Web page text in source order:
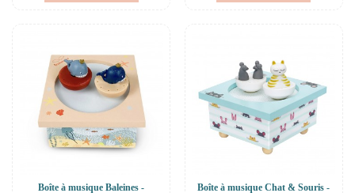
Boîte à musique Baleines -
Boîte à musique Chat & Souris -